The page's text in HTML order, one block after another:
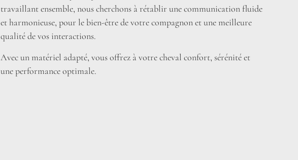
travaillant ensemble, nous cherchons à rétablir une communication fluide
et harmonieuse, pour le bien-être de votre compagnon et une meilleure
qualité de vos interactions.
Avec un matériel adapté, vous offrez à votre cheval confort, sérénité et
une performance optimale.